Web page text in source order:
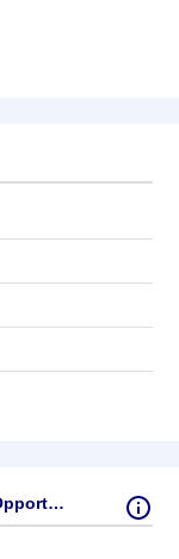
Rating für Morgan Stanley INVF Global Opportunity Fund (EUR) AH